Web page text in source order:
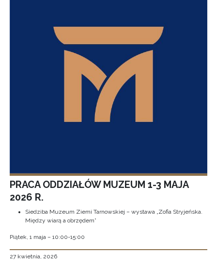
PRACA ODDZIAŁÓW MUZEUM 1-3 MAJA
2026 R.
Siedziba Muzeum Ziemi Tarnowskiej – wystawa „Zofia Stryjeńska.
Między wiarą a obrzędem”
Piątek, 1 maja – 10:00-15:00
27 kwietnia, 2026